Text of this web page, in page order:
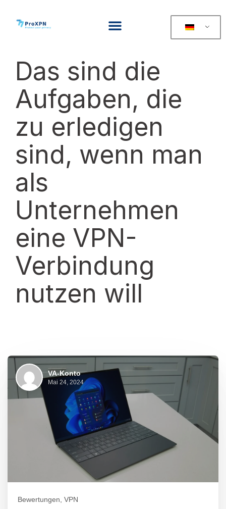
Das sind die
Aufgaben, die
zu erledigen
sind, wenn man
als
Unternehmen
eine VPN-
Verbindung
nutzen will
VA-Konto
Mai 24, 2024
Bewertungen, VPN